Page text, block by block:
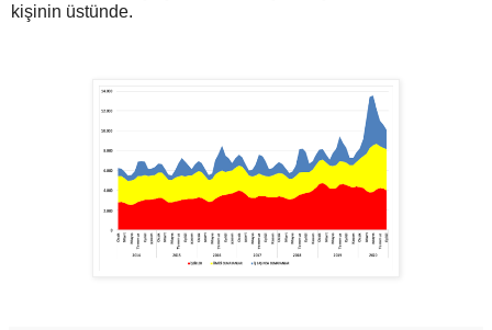
kişinin üstünde.